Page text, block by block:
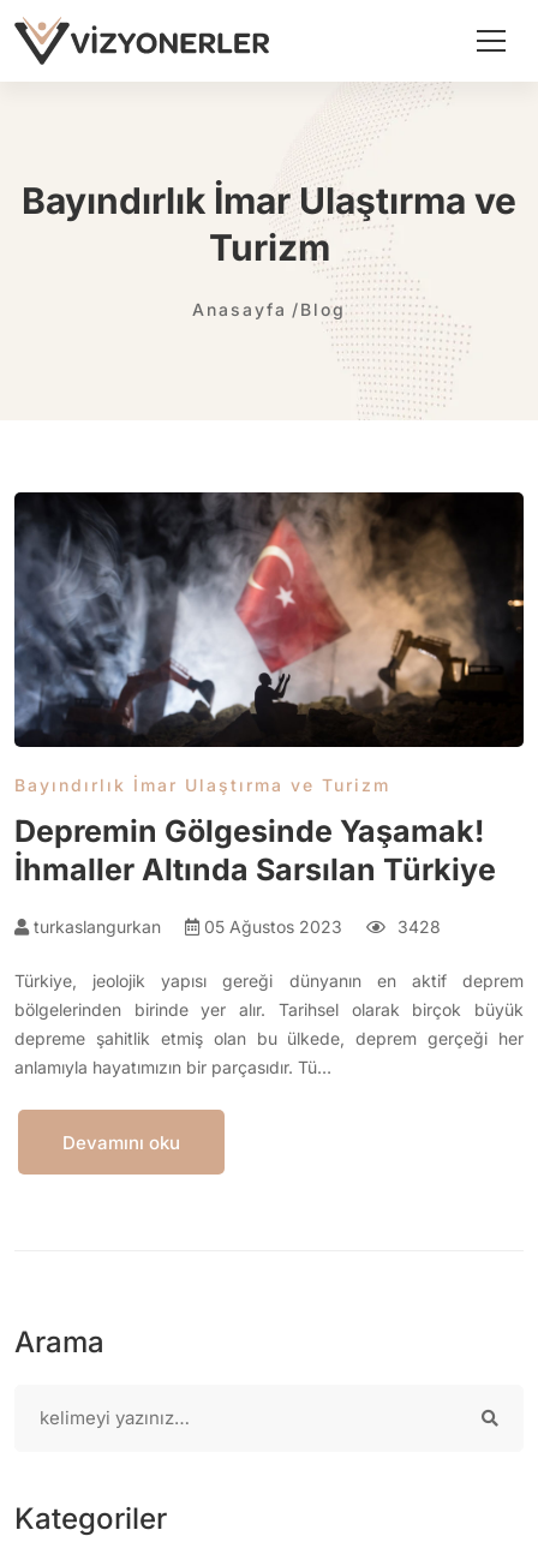
Bayındırlık İmar Ulaştırma ve
Turizm
Anasayfa Blog
Arama
Kategoriler
Bayındırlık İmar Ulaştırma ve Turizm
Depremin Gölgesinde Yaşamak!
İhmaller Altında Sarsılan Türkiye
turkaslangurkan 05 Ağustos 2023 3428
Türkiye, jeolojik yapısı gereği dünyanın en aktif deprem
bölgelerinden birinde yer alır. Tarihsel olarak birçok büyük
depreme şahitlik etmiş olan bu ülkede, deprem gerçeği her
anlamıyla hayatımızın bir parçasıdır. Tü…
Devamını oku